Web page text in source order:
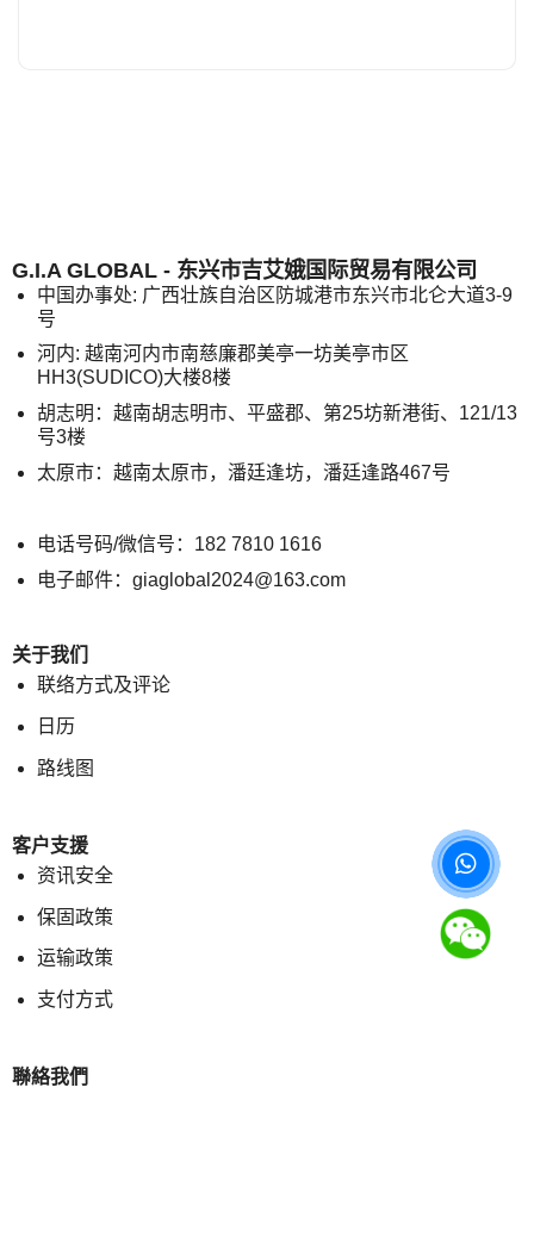
G.I.A GLOBAL - 东兴市吉艾娥国际贸易有限公司
中国办事处: 广西壮族自治区防城港市东兴市北仑大道3-9
号
河内: 越南河内市南慈廉郡美亭一坊美亭市区
HH3(SUDICO)大楼8楼
胡志明：越南胡志明市、平盛郡、第25坊新港街、121/13
号3楼
太原市：越南太原市，潘廷逢坊，潘廷逢路467号
电话号码/微信号：182 7810 1616
电子邮件：giaglobal2024@163.com
关于我们
联络方式及评论
日历
路线图
客户支援
资讯安全
保固政策
运输政策
支付方式
聯絡我們